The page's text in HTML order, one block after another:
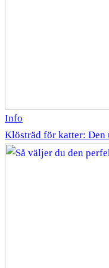
Info
Klösträd för katter: Den